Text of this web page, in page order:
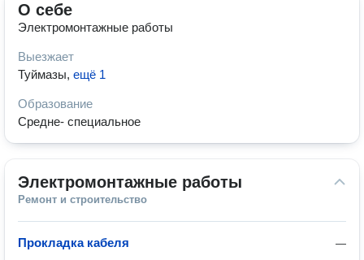
О себе
Электромонтажные работы
Выезжает
Туймазы, ещё 1
Образование
Средне- специальное
Электромонтажные работы
Ремонт и строительство
—
Прокладка кабеля